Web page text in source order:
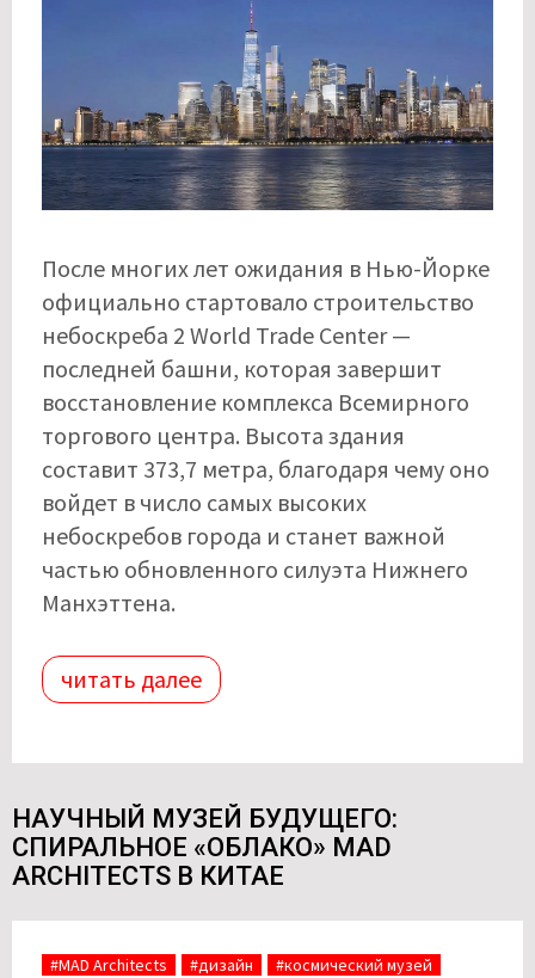
После многих лет ожидания в Нью-Йорке
официально стартовало строительство
небоскреба 2 World Trade Center —
последней башни, которая завершит
восстановление комплекса Всемирного
торгового центра. Высота здания
составит 373,7 метра, благодаря чему оно
войдет в число самых высоких
небоскребов города и станет важной
частью обновленного силуэта Нижнего
Манхэттена.
читать далее
НАУЧНЫЙ МУЗЕЙ БУДУЩЕГО:
СПИРАЛЬНОЕ «ОБЛАКО» MAD
ARCHITECTS В КИТАЕ
#MAD Architects #дизайн
#космический музей